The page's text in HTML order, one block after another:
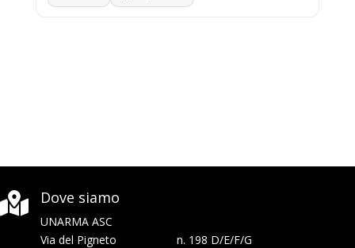
 Dove siamo
UNARMA ASC
Via del Pigneto n. 198 D/E/F/G